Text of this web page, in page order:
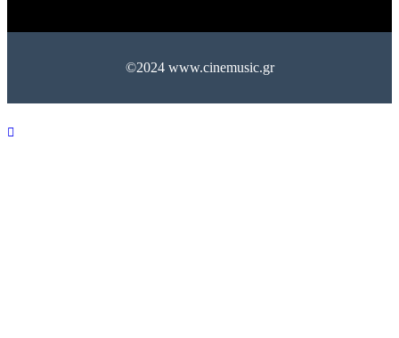
©2024 www.cinemusic.gr